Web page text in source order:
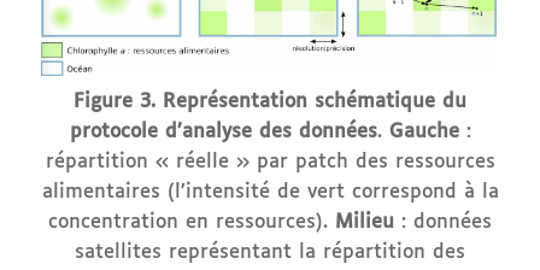
Figure 3. Représentation schématique du
protocole d’analyse des données. Gauche:
répartition « réelle » par patch des ressources
alimentaires (l’intensité de vert correspond à la
concentration en ressources). Milieu : données
satellites représentant la répartition des